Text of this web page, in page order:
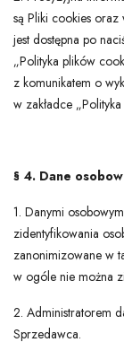
są Pliki cookies oraz
jest dostępna po
„Polityka plików
z komunikatem o
w zakładce
§ 4. Dane
1. Danymi
zidentyfikowania
zanonimizowane w
w ogóle nie można
2. Administratorem
Sprzedawca.